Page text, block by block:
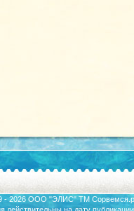
- 2026 ООО "ЭЛИС" ТМ